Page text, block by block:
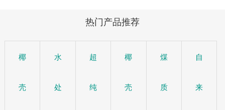
含硫化合物化学吸附到脱硫催化剂小孔中，改变其化学组成从而净化
热门产品推荐
椰
壳
水
处
超
纯
椰
壳
煤
质
自
来